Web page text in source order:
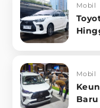
Mobil
Mobil